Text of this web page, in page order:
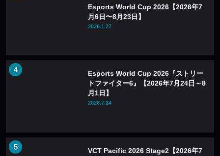
Esports World Cup 2026【2026年7
月6日〜8月23日】
2026.1.27
Esports World Cup 2026『ストリー
トファイター6』【2026年7月24日～8
月1日】
2026.7.24
VCT Pacific 2026 Stage2【2026年7